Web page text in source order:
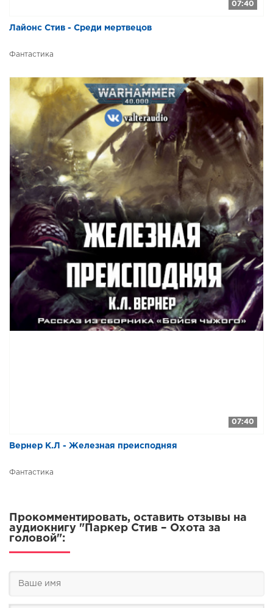
07:40
Лайонс Стив - Среди мертвецов
Фантастика
07:40
Вернер К.Л - Железная преисподняя
Фантастика
Прокомментировать, оставить отзывы на
аудиокнигу "Паркер Стив – Охота за
головой":